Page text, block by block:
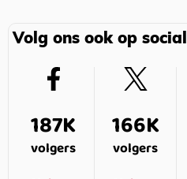
Volg ons ook op social
187K
volgers
166K
volgers